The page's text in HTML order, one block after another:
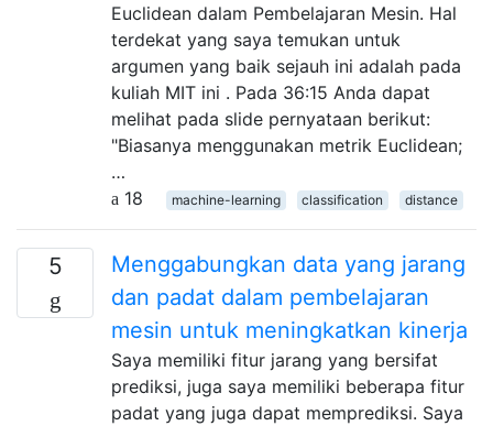
Euclidean dalam Pembelajaran Mesin. Hal
terdekat yang saya temukan untuk
argumen yang baik sejauh ini adalah pada
kuliah MIT ini . Pada 36:15 Anda dapat
melihat pada slide pernyataan berikut:
"Biasanya menggunakan metrik Euclidean;
…
18
machine-learning classification distance
5
Menggabungkan data yang jarang
dan padat dalam pembelajaran
mesin untuk meningkatkan kinerja
Saya memiliki fitur jarang yang bersifat
prediksi, juga saya memiliki beberapa fitur
padat yang juga dapat memprediksi. Saya